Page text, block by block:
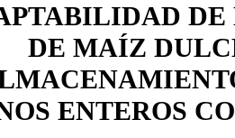
DE
DE MAÍZ
ENTEROS